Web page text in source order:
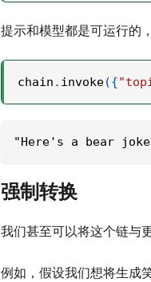
提示和模型都是可运行的
chain . invoke({
"Here's a bear
强制转换
我们甚至可以将这个链与
例如，假设我们想将生成